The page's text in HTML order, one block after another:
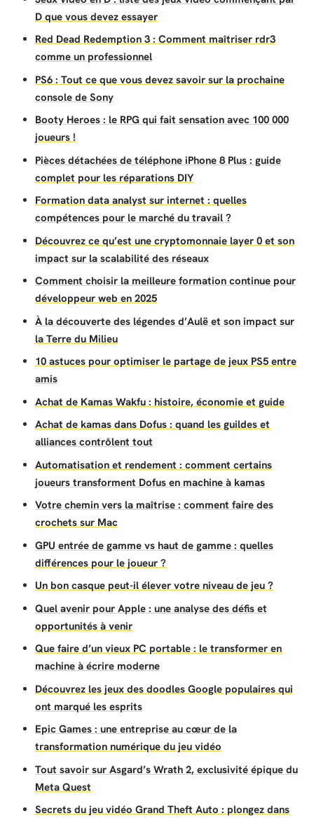
D que vous devez essayer
Red Dead Redemption 3 : Comment maîtriser rdr3
comme un professionnel
PS6 : Tout ce que vous devez savoir sur la prochaine
console de Sony
Booty Heroes : le RPG qui fait sensation avec 100 000
joueurs !
Pièces détachées de téléphone iPhone 8 Plus : guide
complet pour les réparations DIY
Formation data analyst sur internet : quelles
compétences pour le marché du travail ?
Découvrez ce qu’est une cryptomonnaie layer 0 et son
impact sur la scalabilité des réseaux
Comment choisir la meilleure formation continue pour
développeur web en 2025
À la découverte des légendes d’Aulë et son impact sur
la Terre du Milieu
10 astuces pour optimiser le partage de jeux PS5 entre
amis
Achat de Kamas Wakfu : histoire, économie et guide
Achat de kamas dans Dofus : quand les guildes et
alliances contrôlent tout
Automatisation et rendement : comment certains
joueurs transforment Dofus en machine à kamas
Votre chemin vers la maîtrise : comment faire des
crochets sur Mac
GPU entrée de gamme vs haut de gamme : quelles
différences pour le joueur ?
Un bon casque peut-il élever votre niveau de jeu ?
Quel avenir pour Apple : une analyse des défis et
opportunités à venir
Que faire d’un vieux PC portable : le transformer en
machine à écrire moderne
Découvrez les jeux des doodles Google populaires qui
ont marqué les esprits
Epic Games : une entreprise au cœur de la
transformation numérique du jeu vidéo
Tout savoir sur Asgard’s Wrath 2, exclusivité épique du
Meta Quest
Secrets du jeu vidéo Grand Theft Auto : plongez dans